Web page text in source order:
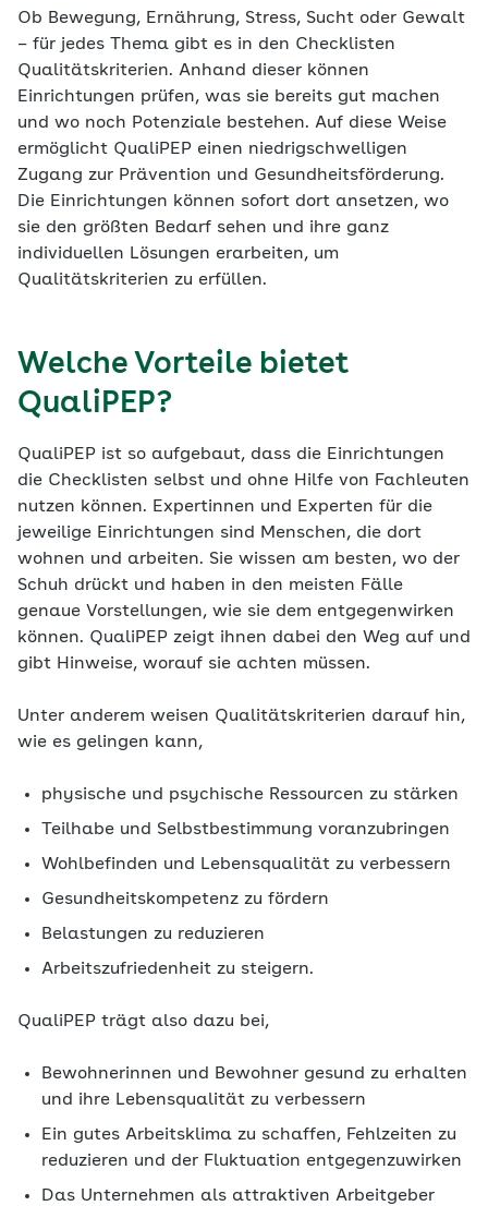
Ob Bewegung, Ernährung, Stress, Sucht oder Gewalt
– für jedes Thema gibt es in den Checklisten
Qualitätskriterien. Anhand dieser können
Einrichtungen prüfen, was sie bereits gut machen
und wo noch Potenziale bestehen. Auf diese Weise
ermöglicht QualiPEP einen niedrigschwelligen
Zugang zur Prävention und Gesundheitsförderung.
Die Einrichtungen können sofort dort ansetzen, wo
sie den größten Bedarf sehen und ihre ganz
individuellen Lösungen erarbeiten, um
Qualitätskriterien zu erfüllen.
Welche Vorteile bietet
QualiPEP?
QualiPEP ist so aufgebaut, dass die Einrichtungen
die Checklisten selbst und ohne Hilfe von Fachleuten
nutzen können. Expertinnen und Experten für die
jeweilige Einrichtungen sind Menschen, die dort
wohnen und arbeiten. Sie wissen am besten, wo der
Schuh drückt und haben in den meisten Fälle
genaue Vorstellungen, wie sie dem entgegenwirken
können. QualiPEP zeigt ihnen dabei den Weg auf und
gibt Hinweise, worauf sie achten müssen.
Unter anderem weisen Qualitätskriterien darauf hin,
wie es gelingen kann,
physische und psychische Ressourcen zu stärken
Teilhabe und Selbstbestimmung voranzubringen
Wohlbefinden und Lebensqualität zu verbessern
Gesundheitskompetenz zu fördern
Belastungen zu reduzieren
Arbeitszufriedenheit zu steigern.
QualiPEP trägt also dazu bei,
Bewohnerinnen und Bewohner gesund zu erhalten
und ihre Lebensqualität zu verbessern
Ein gutes Arbeitsklima zu schaffen, Fehlzeiten zu
reduzieren und der Fluktuation entgegenzuwirken
Das Unternehmen als attraktiven Arbeitgeber